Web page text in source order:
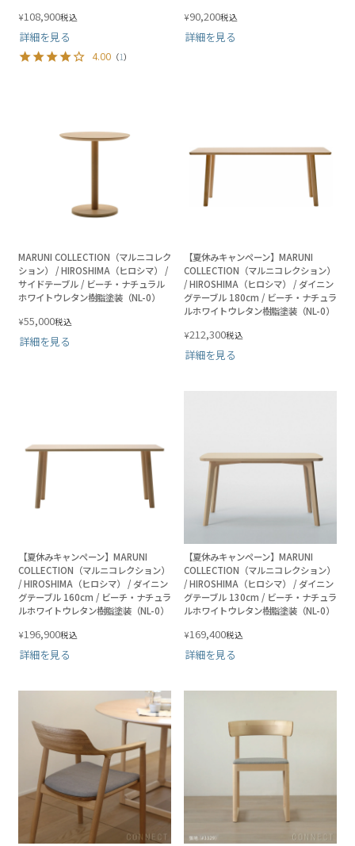
¥108,900税込
詳細を見る
4.00 （1）
¥90,200税込
詳細を見る
MARUNI COLLECTION（マルニコレク
ション） / HIROSHIMA（ヒロシマ） /
サイドテーブル / ビーチ・ナチュラル
ホワイトウレタン樹脂塗装（NL-0）
¥55,000税込
詳細を見る
【夏休みキャンペーン】MARUNI
COLLECTION（マルニコレクション）
/ HIROSHIMA（ヒロシマ） / ダイニン
グテーブル 180cm / ビーチ・ナチュラ
ルホワイトウレタン樹脂塗装（NL-0）
¥212,300税込
詳細を見る
【夏休みキャンペーン】MARUNI
COLLECTION（マルニコレクション）
/ HIROSHIMA（ヒロシマ） / ダイニン
グテーブル 160cm / ビーチ・ナチュラ
ルホワイトウレタン樹脂塗装（NL-0）
¥196,900税込
詳細を見る
【夏休みキャンペーン】MARUNI
COLLECTION（マルニコレクション）
/ HIROSHIMA（ヒロシマ） / ダイニン
グテーブル 130cm / ビーチ・ナチュラ
ルホワイトウレタン樹脂塗装（NL-0）
¥169,400税込
詳細を見る